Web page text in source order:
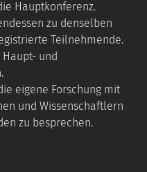
Hauptkonferenz.
zu denselben
Teilnehmende.
und
eigene Forschung mit
und Wissenschaftlern
zu besprechen.